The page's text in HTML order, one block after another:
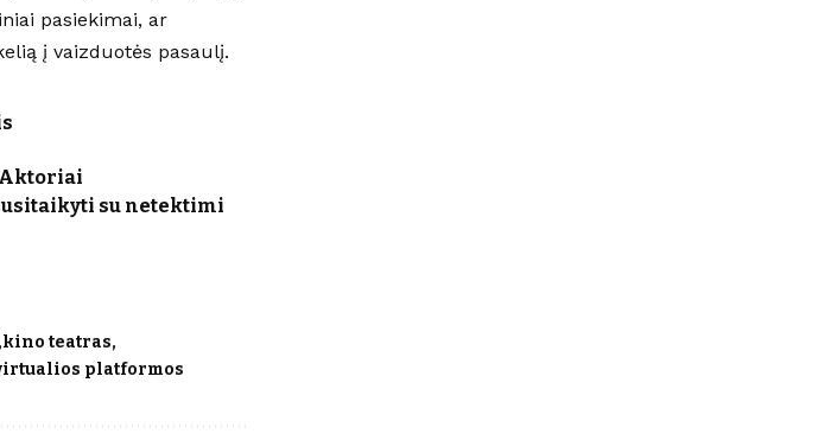
pasiekimai, ar
į vaizduotės pasaulį.
su netektimi
kino teatras
platformos